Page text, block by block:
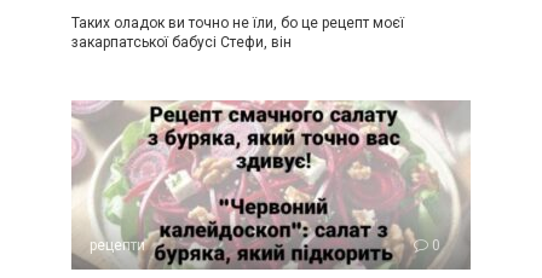
Таких оладок ви точно не їли, бо це рецепт моєї
закарпатської бабусі Стефи, він
рецепти 0